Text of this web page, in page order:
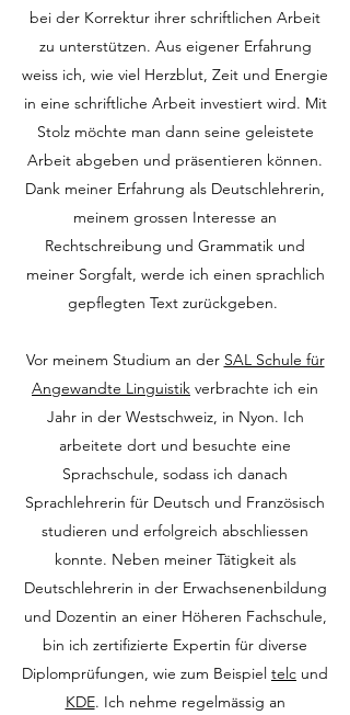
bei der Korrektur ihrer schriftlichen Arbeit
zu unterstützen. Aus eigener Erfahrung
weiss ich, wie viel Herzblut, Zeit und Energie
in eine schriftliche Arbeit investiert wird. Mit
Stolz möchte man dann seine geleistete
Arbeit abgeben und präsentieren können.
Dank meiner Erfahrung als Deutschlehrerin,
meinem grossen Interesse an
Rechtschreibung und Grammatik und
meiner Sorgfalt, werde ich einen sprachlich
gepflegten Text zurückgeben.
Vor meinem Studium an der SAL Schule für
Angewandte Linguistik verbrachte ich ein
Jahr in der Westschweiz, in Nyon. Ich
arbeitete dort und besuchte eine
Sprachschule, sodass ich danach
Sprachlehrerin für Deutsch und Französisch
studieren und erfolgreich abschliessen
konnte. Neben meiner Tätigkeit als
Deutschlehrerin in der Erwachsenenbildung
und Dozentin an einer Höheren Fachschule,
bin ich zertifizierte Expertin für diverse
Diplomprüfungen, wie zum Beispiel telc und
KDE. Ich nehme regelmässig an